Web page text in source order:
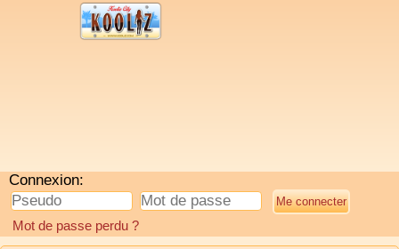
Connexion:
Mot de passe perdu ?